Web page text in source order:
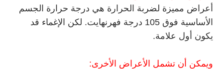
أعراض مميزة لضربة الحرارة هي درجة حرارة الجسم
الأساسية فوق 105 درجة فهرنهايت. لكن الإغماء قد
يكون أول علامة.
ويمكن أن تشمل الأعراض الأخرى: